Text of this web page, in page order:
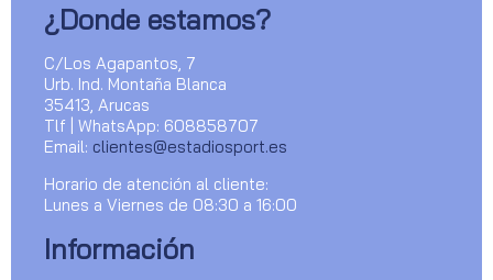
¿Donde estamos?
C/Los Agapantos, 7
Urb. Ind. Montaña Blanca
35413, Arucas
Tlf | WhatsApp: 608858707
Email: clientes@estadiosport.es
Horario de atención al cliente:
Lunes a Viernes de 08:30 a 16:00
Información